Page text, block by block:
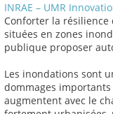
INRAE – UMR
Conforter la
situées en zones
publique proposer
Les inondations sont
dommages
augmentent avec le